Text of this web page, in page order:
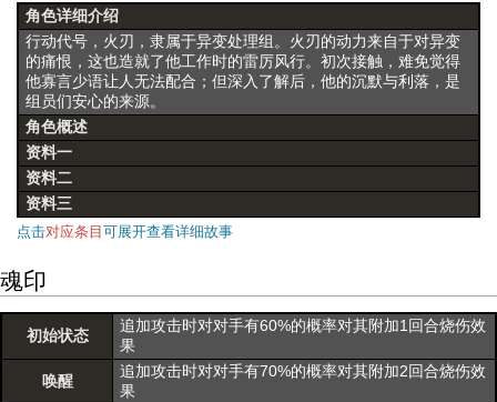
角色详细介绍
行动代号，火刃，隶属于异变处理组。火刃的动力来自于对异变
的痛恨，这也造就了他工作时的雷厉风行。初次接触，难免觉得
他寡言少语让人无法配合；但深入了解后，他的沉默与利落，是
组员们安心的来源。
角色概述
资料一
资料二
资料三
点击对应条目 可展开查看详细故事
魂印
初始状态
追加攻击时对对手有60%的概率对其附加1回合烧伤效
果
唤醒
追加攻击时对对手有70%的概率对其附加2回合烧伤效
果